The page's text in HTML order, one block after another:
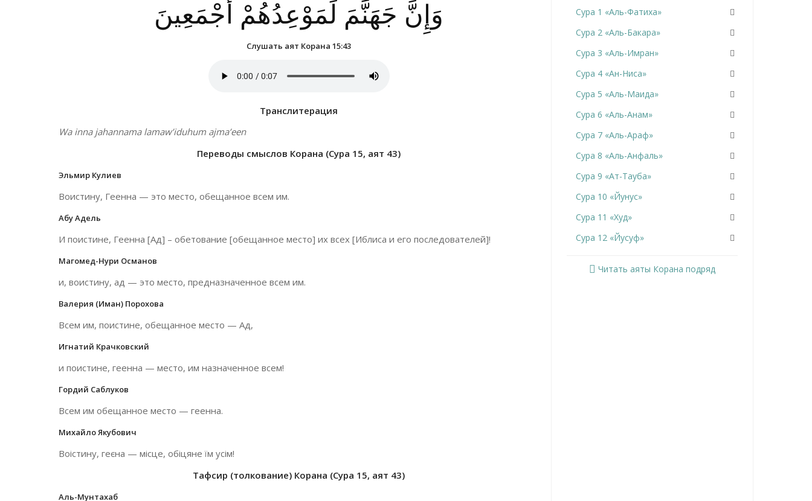
وَإِنَّ جَهَنَّمَ لَمَوْعِدُهُمْ أَجْمَعِينَ
Слушать аят Корана 15:43
Транслитерация
Wa inna jahannama lamaw’iduhum ajma’een
Переводы смыслов Корана (Сура 15, аят 43)
Эльмир Кулиев
Воистину, Геенна — это место, обещанное всем им.
Абу Адель
И поистине, Геенна [Ад] – обетование [обещанное место] их всех [Иблиса и его последователей]!
Магомед-Нури Османов
и, воистину, ад — это место, предназначенное всем им.
Валерия (Иман) Порохова
Всем им, поистине, обещанное место — Ад,
Игнатий Крачковский
и поистине, геенна — место, им назначенное всем!
Гордий Саблуков
Всем им обещанное место — геенна.
Михайло Якубович
Воістину, геєна — місце, обіцяне їм усім!
Тафсир (толкование) Корана (Сура 15, аят 43)
Аль-Мунтахаб
Сура 1 «Аль-Фатиха»
Сура 2 «Аль-Бакара»
Сура 3 «Аль-Имран»
Сура 4 «Ан-Ниса»
Сура 5 «Аль-Маида»
Сура 6 «Аль-Анам»
Сура 7 «Аль-Араф»
Сура 8 «Аль-Анфаль»
Сура 9 «Ат-Тауба»
Сура 10 «Йунус»
Сура 11 «Худ»
Сура 12 «Йусуф»
Читать аяты Корана подряд